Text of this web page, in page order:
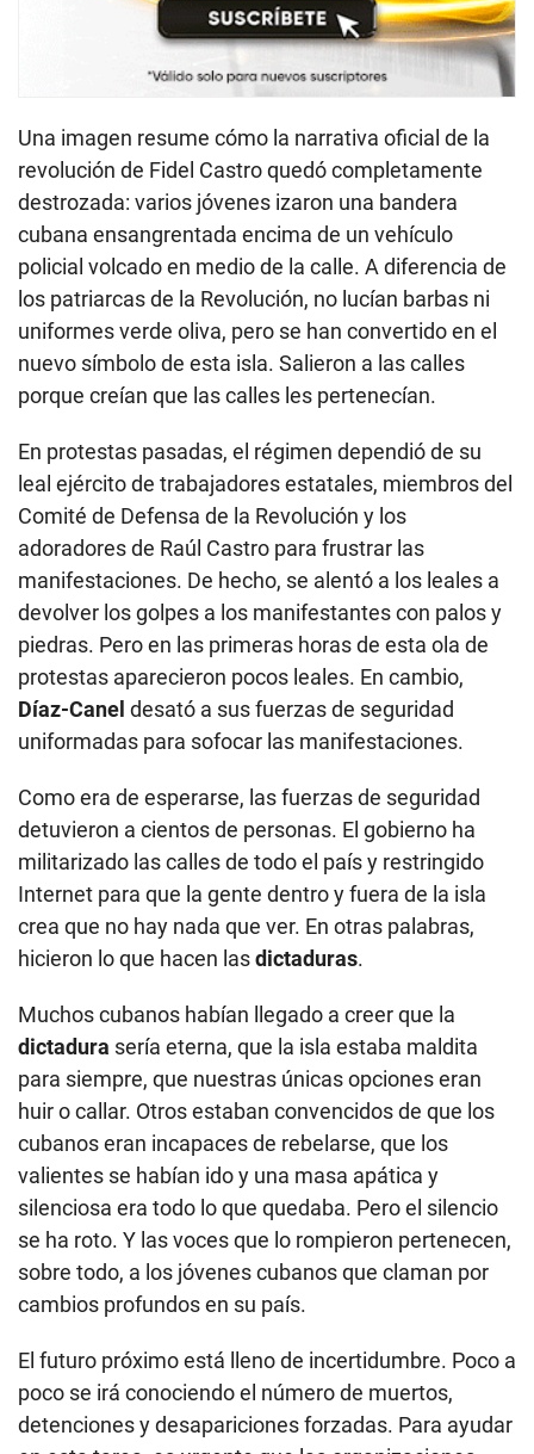
Una imagen resume cómo la narrativa oficial de la
revolución de Fidel Castro quedó completamente
destrozada: varios jóvenes izaron una bandera
cubana ensangrentada encima de un vehículo
policial volcado en medio de la calle. A diferencia de
los patriarcas de la Revolución, no lucían barbas ni
uniformes verde oliva, pero se han convertido en el
nuevo símbolo de esta isla. Salieron a las calles
porque creían que las calles les pertenecían.
En protestas pasadas, el régimen dependió de su
leal ejército de trabajadores estatales, miembros del
Comité de Defensa de la Revolución y los
adoradores de Raúl Castro para frustrar las
manifestaciones. De hecho, se alentó a los leales a
devolver los golpes a los manifestantes con palos y
piedras. Pero en las primeras horas de esta ola de
protestas aparecieron pocos leales. En cambio,
Díaz-Canel desató a sus fuerzas de seguridad
uniformadas para sofocar las manifestaciones.
Como era de esperarse, las fuerzas de seguridad
detuvieron a cientos de personas. El gobierno ha
militarizado las calles de todo el país y restringido
Internet para que la gente dentro y fuera de la isla
crea que no hay nada que ver. En otras palabras,
hicieron lo que hacen lasdictaduras.
Muchos cubanos habían llegado a creer que la
dictadura sería eterna, que la isla estaba maldita
para siempre, que nuestras únicas opciones eran
huir o callar. Otros estaban convencidos de que los
cubanos eran incapaces de rebelarse, que los
valientes se habían ido y una masa apática y
silenciosa era todo lo que quedaba. Pero el silencio
se ha roto. Y las voces que lo rompieron pertenecen,
sobre todo, a los jóvenes cubanos que claman por
cambios profundos en su país.
El futuro próximo está lleno de incertidumbre. Poco a
poco se irá conociendo el número de muertos,
detenciones y desapariciones forzadas. Para ayudar